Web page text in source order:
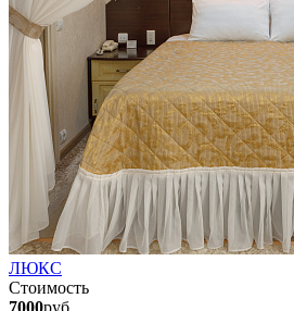
ЛЮКС
Стоимость
7000руб.